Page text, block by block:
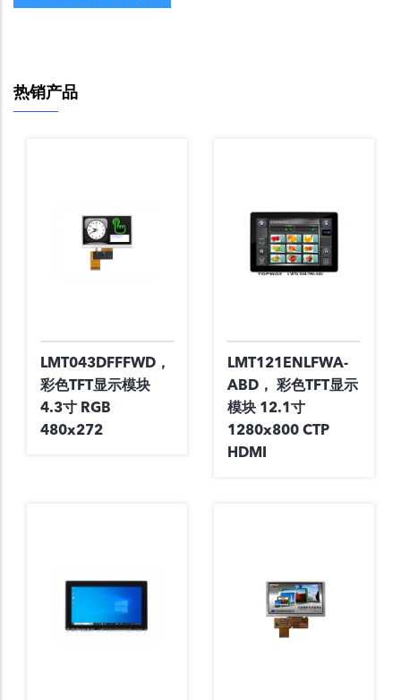
热销产品
LMT043DFFFWD，
彩色TFT显示模块
4.3寸 RGB
480x272
LMT121ENLFWA-
ABD， 彩色TFT显示
模块 12.1寸
1280x800 CTP
HDMI